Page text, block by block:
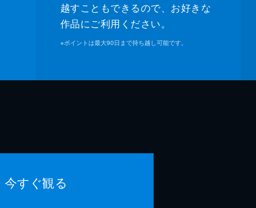
越すこともできるので、お好きな
作品にご利用ください。
※ポイントは最大90日まで持ち越し可能です。
今すぐ観る